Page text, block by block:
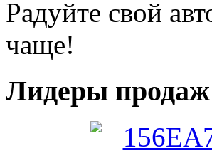
Радуйте свой
чаще!
Лидеры продаж